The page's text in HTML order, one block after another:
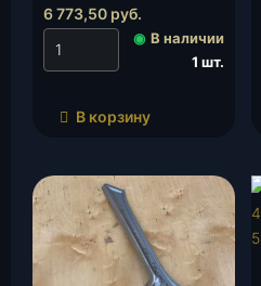
шт.
6 773,50 руб.
◉ В наличии
1 шт.
В корзину